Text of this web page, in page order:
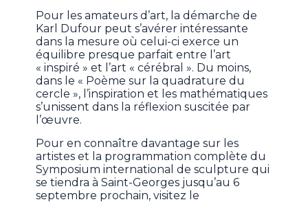
Pour les amateurs d’art, la démarche de
Karl Dufour peut s’avérer intéressante
dans la mesure où celui-ci exerce un
équilibre presque parfait entre l’art
« inspiré » et l’art « cérébral ». Du moins,
dans le « Poème sur la quadrature du
cercle », l’inspiration et les mathématiques
s’unissent dans la réflexion suscitée par
l’œuvre.
Pour en connaître davantage sur les
artistes et la programmation complète du
Symposium international de sculpture qui
se tiendra à Saint-Georges jusqu’au 6
septembre prochain, visitez le